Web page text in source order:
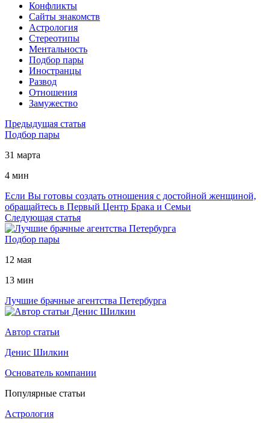
Конфликты
Сайты знакомств
Астрология
Стереотипы
Ментальность
Подбор пары
Иностранцы
Развод
Отношения
Замужество
Предыдущая статья
Подбор пары
31 марта
4 мин
Если Вы готовы создать отношения с достойной женщиной,
обращайтесь в Первый Центр Брака и Семьи
Следующая статья
Подбор пары
12 мая
13 мин
Лучшие брачные агентства Петербурга
Автор статьи
Денис Шилкин
Основатель компании
Популярные статьи
Астрология